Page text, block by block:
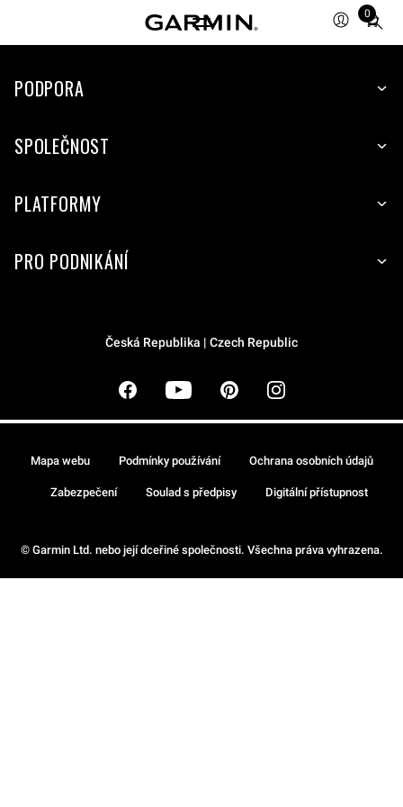
0
Total
PODPORA
SPOLEČNOST
PLATFORMY
PRO PODNIKÁNÍ
Česká Republika | Czech Republic
© Garmin Ltd. nebo její dceřiné společnosti. Všechna práva vyhrazena.
Mapa webu Podmínky používání Ochrana osobních údajů
Zabezpečení Soulad s předpisy Digitální přístupnost